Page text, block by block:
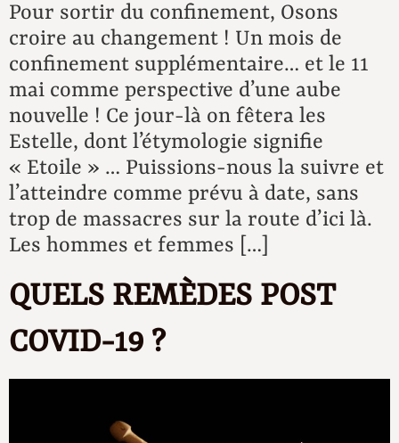
Pour sortir du confinement, Osons
croire au changement ! Un mois de
confinement supplémentaire… et le 11
mai comme perspective d’une aube
nouvelle ! Ce jour-là on fêtera les
Estelle, dont l’étymologie signifie
« Etoile » … Puissions-nous la suivre et
l’atteindre comme prévu à date, sans
trop de massacres sur la route d’ici là.
Les hommes et femmes […]
QUELS REMÈDES POST
COVID-19 ?